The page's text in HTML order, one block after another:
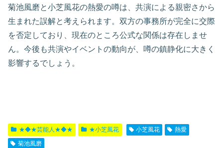
菊池風磨と小芝風花の熱愛の噂は、共演による親密さから
生まれた誤解と考えられます。双方の事務所が完全に交際
を否定しており、現在のところ公式な関係は存在しませ
ん。今後も共演やイベントの動向が、噂の鎮静化に大きく
影響するでしょう。
★◆★芸能人★◆★ ★小芝風花 小芝風花
熱愛
菊池風磨